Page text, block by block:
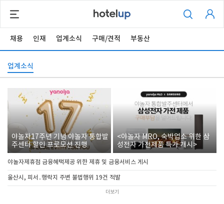
채용 인재 업계소식 구매/견적 부동산
업계소식
야놀자17주년 기념 야놀자 통합발
주센터 할인 프로모션 진행
<야놀자 MRO, 숙박업소 위한 삼
성전자 가전제품 특가 개시>
야놀자제휴점 금융혜택제공 위한 제휴 및 금융서비스 게시
울산시, 피서․행락지 주변 불법행위 19건 적발
더보기